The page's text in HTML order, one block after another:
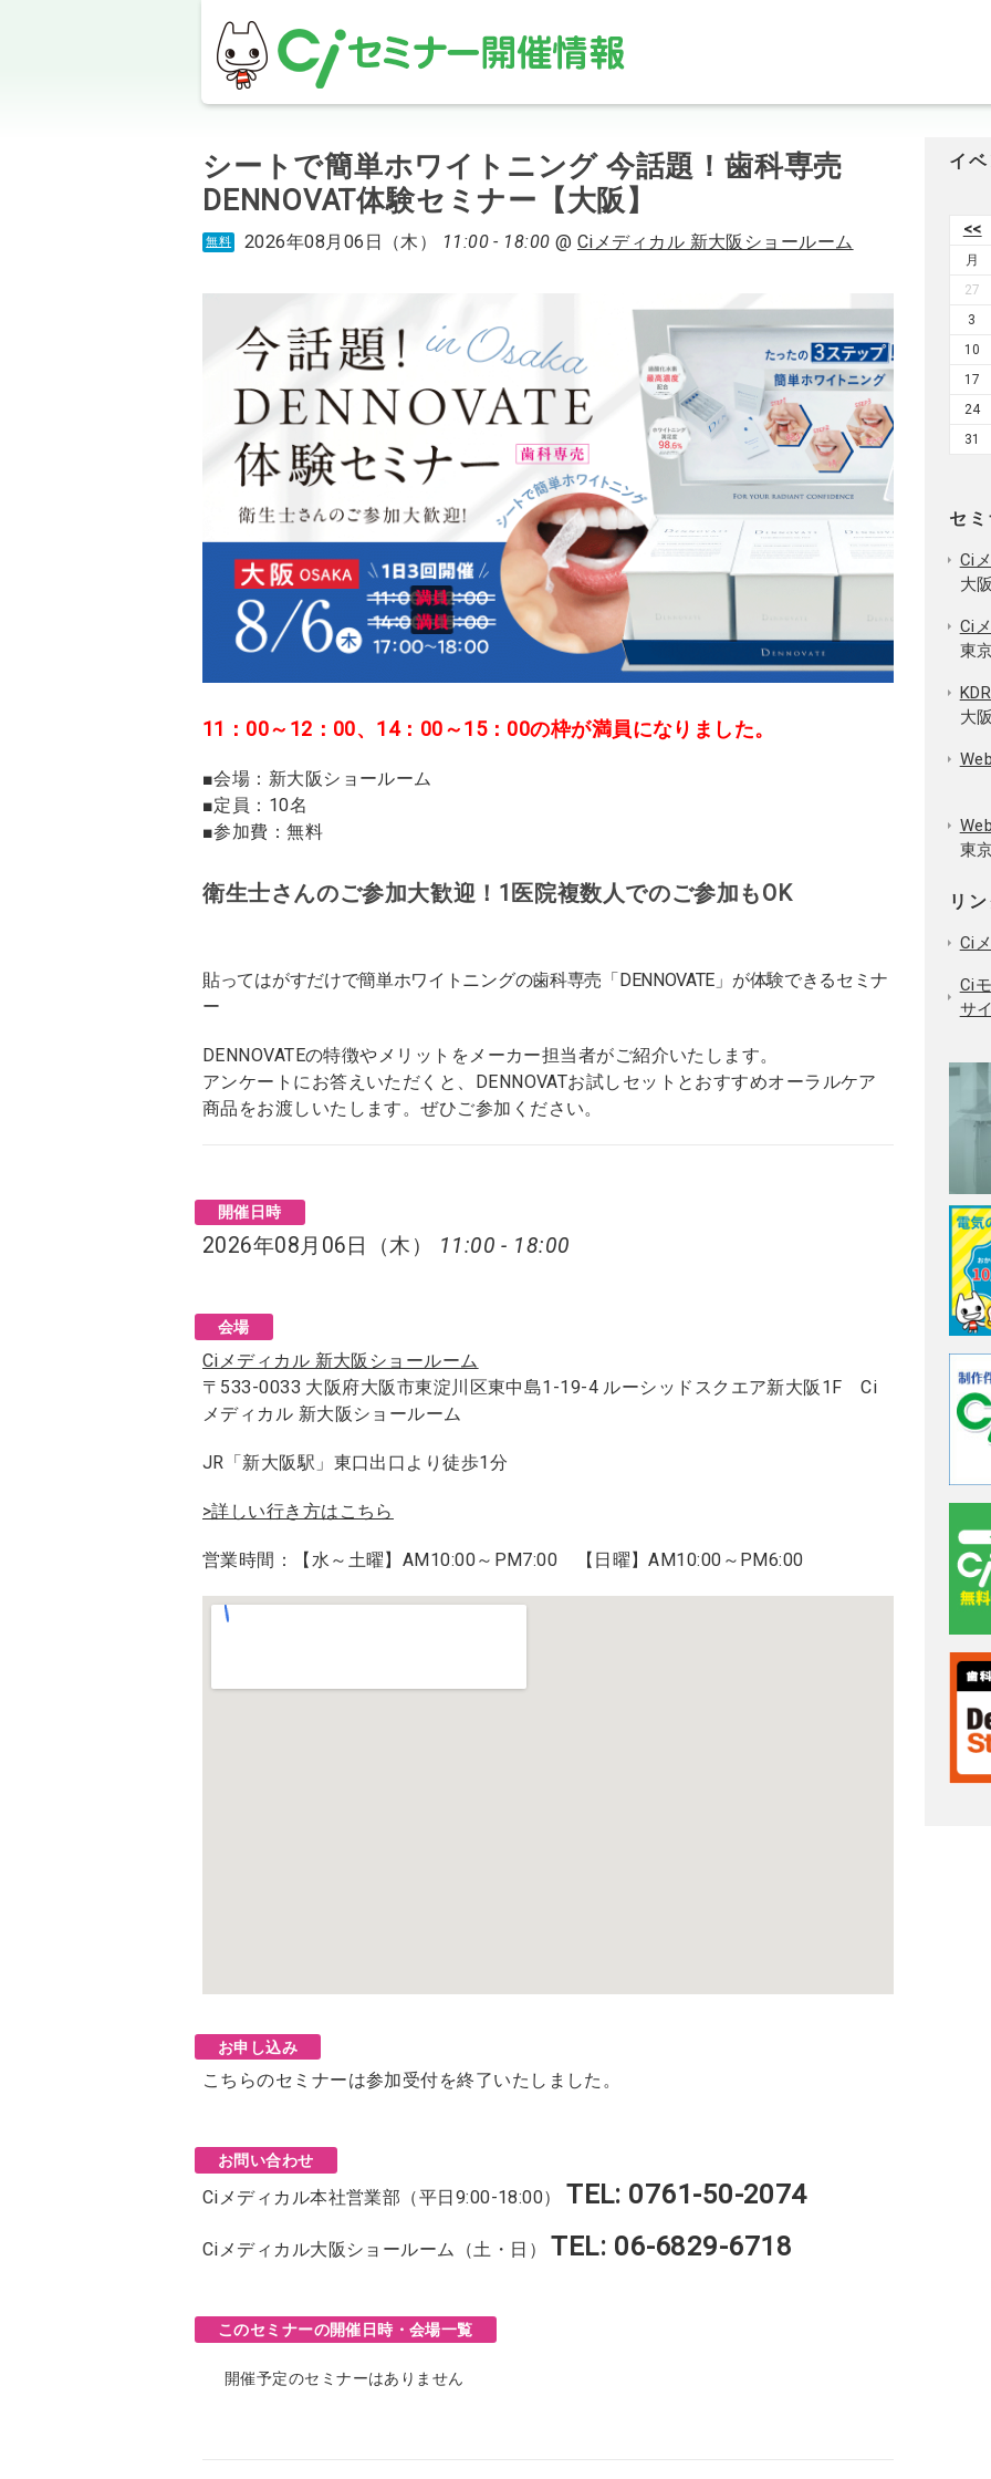
シートで簡単ホワイトニング 今話題！歯科専売
DENNOVAT体験セミナー【大阪】
無料 2026年08月06日（木） 11:00 - 18:00 @ Ciメディカル 新大阪ショールーム
11：00～12：00、14：00～15：00の枠が満員になりました。
■会場：新大阪ショールーム
■定員：10名
■参加費：無料
衛生士さんのご参加大歓迎！1医院複数人でのご参加もOK
貼ってはがすだけで簡単ホワイトニングの歯科専売「DENNOVATE」が体験できるセミナ
ー
DENNOVATEの特徴やメリットをメーカー担当者がご紹介いたします。
アンケートにお答えいただくと、DENNOVATお試しセットとおすすめオーラルケア
商品をお渡しいたします。ぜひご参加ください。
開催日時
2026年08月06日（木） 11:00 - 18:00
会場
Ciメディカル 新大阪ショールーム
〒533-0033 大阪府大阪市東淀川区東中島1-19-4 ルーシッドスクエア新大阪1F Ci
メディカル 新大阪ショールーム
JR「新大阪駅」東口出口より徒歩1分
>詳しい行き方はこちら
営業時間：【水～土曜】AM10:00～PM7:00 【日曜】AM10:00～PM6:00
お申し込み
こちらのセミナーは参加受付を終了いたしました。
お問い合わせ
Ciメディカル本社営業部（平日9:00-18:00） TEL: 0761-50-2074
Ciメディカル大阪ショールーム（土・日） TEL: 06-6829-6718
このセミナーの開催日時・会場一覧
開催予定のセミナーはありません
イ
<<
月
27
3
10
17
24
31
セ
Ci
大
Ci
東
大
東
リ
Ci
Ci
サ